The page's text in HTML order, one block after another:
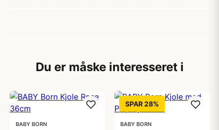
Du er måske interesseret i
BABY BORN
SPAR 28%
BABY BORN